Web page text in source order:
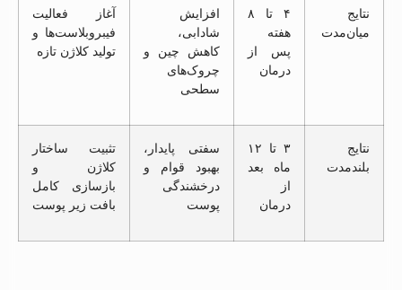
نتایج
میان‌مدت
۴ تا ۸
هفته
پس از
درمان
افزایش
شادابی،
کاهش چین و
چروک‌های
سطحی
آغاز فعالیت
فیبروبلاست‌ها و
تولید کلاژن تازه
نتایج
بلندمدت
۳ تا ۱۲
ماه بعد
از
درمان
سفتی پایدار،
بهبود قوام و
درخشندگی
پوست
تثبیت ساختار
کلاژن و
بازسازی کامل
بافت زیر پوست